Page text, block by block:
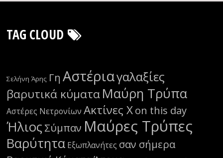
TAG CLOUD
Σελήνη Άρης Γη Αστέριαγαλαξίες
βαρυτικά κύματαΜαύρη Τρύπα
Αστέρες Νετρονίων Ακτίνες Χon this day
Ήλιος Σύμπαν Μαύρες Τρύπες
Βαρύτητα Εξωπλανήτες σαν σήμερα